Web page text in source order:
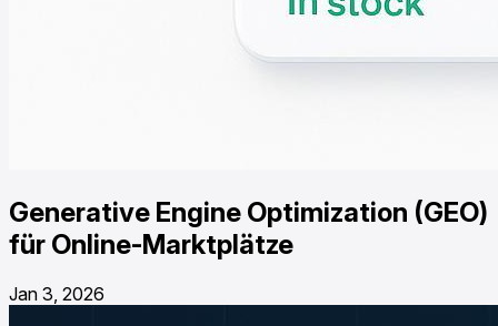
Generative Engine Optimization (GEO)
für Online-Marktplätze
Jan 3, 2026